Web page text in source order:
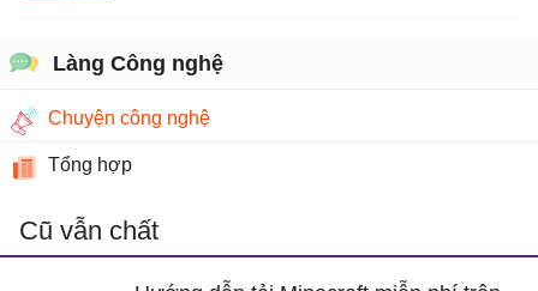
Làng Công nghệ
Chuyện công nghệ
Tổng hợp
Cũ vẫn chất